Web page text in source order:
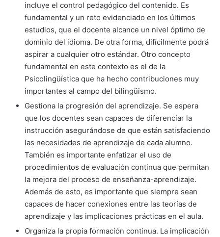
incluye el control pedagógico del contenido. Es
fundamental y un reto evidenciado en los últimos
estudios, que el docente alcance un nivel óptimo de
dominio del idioma. De otra forma, difícilmente podrá
aspirar a cualquier otro estándar. Otro concepto
fundamental en este contexto es el de la
Psicolingüística que ha hecho contribuciones muy
importantes al campo del bilingüismo.
Gestiona la progresión del aprendizaje. Se espera
que los docentes sean capaces de diferenciar la
instrucción asegurándose de que están satisfaciendo
las necesidades de aprendizaje de cada alumno.
También es importante enfatizar el uso de
procedimientos de evaluación continua que permitan
la mejora del proceso de enseñanza-aprendizaje.
Además de esto, es importante que siempre sean
capaces de hacer conexiones entre las teorías de
aprendizaje y las implicaciones prácticas en el aula.
Organiza la propia formación continua. La implicación